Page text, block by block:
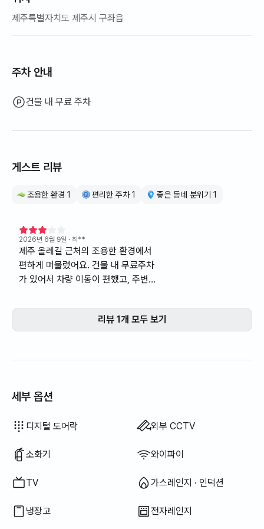
제주특별자치도 제주시 구좌읍
주차 안내
건물 내 무료 주차
게스트 리뷰
조용한 환경 1 편리한 주차 1 좋은 동네 분위기 1
2026년 6월 9일 · 최**
제주 올레길 근처의 조용한 환경에서
편하게 머물렀어요. 건물 내 무료주차
가 있어서 차량 이동이 편했고, 주변
등이 가까워서 생활하기에 좋은 동네
분위기였습니다. 바닷가도 도보 8분
리뷰 1개 모두 보기
세부 옵션
디지털 도어락 외부 CCTV
소화기 와이파이
TV 가스레인지 · 인덕션
냉장고 전자레인지
추가 침구류 가능
에어컨
식탁 및 의자
옷장
이용 불가:
열쇠 잠금 장치
이용 불가:
경비실 · 경비원
이용 불가:
공용 가스레인지 · 인덕션
이용 불가:
공용 냉장고
이용 불가:
공용 전자레인지
이용 불가:
공용 세탁기
이용 불가:
공용 건조기
이용 불가:
침구류 제공
이용 불가:
보일러 (도시가스)
이용 불가:
소파
이용 불가:
사무용 책상
드라이기
블라인드
세탁 세제
음식물 쓰레기 봉투
행주
수세미
청소기
전기 주전자
전기 밥솥
조리 도구 (도마, 칼, 가위 등)
냄비 · 후라이팬
기본 식기 (그릇, 컵 등)
야외 바베큐 시설
선풍기
전기보일러
유선 인터넷
이용 불가: 욕조
이용 불가: 비데
이용 불가: 필터 샤워기
이용 불가: 바디워시
이용 불가: 샴푸 · 린스
이용 불가: 비누
이용 불가: 화장지
이용 불가: 칫솔
이용 불가: 치약
이용 불가: 수건
이용 불가: 토퍼 · 접이식 매트리스
이용 불가: 암막 커튼
이용 불가: 빗자루
이용 불가: 섬유 유연제
이용 불가: 식기 세정제
이용 불가: 쓰레기 봉투
이용 불가: 엘리베이터
이용 불가: 무료 피트니스
이용 불가: 수영장
이용 불가: 무료 공용 사우나
이용 불가: 스파 · 월풀
이용 불가: 자쿠지 · 히노끼탕
이용 불가: 테라스
이용 불가: 행거
이용 불가: 좌식 식탁
이용 불가: 소파베드
이용 불가: 기름(등유) 난방
이용 불가: LPG 가스
이용 불가: 신재생 에너지
이용 불가: 빔프로젝터
이용 불가: 빨래 건조대
이용 불가: 다리미
이용 불가: 세탁건조기 일체형